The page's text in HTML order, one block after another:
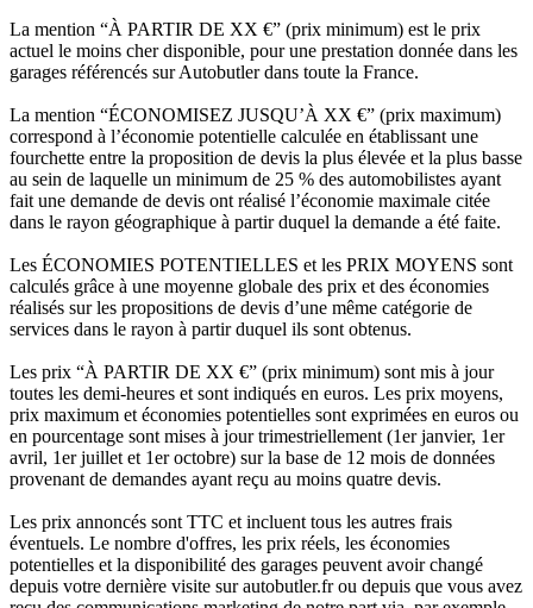
La mention “À PARTIR DE XX €” (prix minimum) est le prix
actuel le moins cher disponible, pour une prestation donnée dans les
garages référencés sur Autobutler dans toute la France.
La mention “ÉCONOMISEZ JUSQU’À XX €” (prix maximum)
correspond à l’économie potentielle calculée en établissant une
fourchette entre la proposition de devis la plus élevée et la plus basse
au sein de laquelle un minimum de 25 % des automobilistes ayant
fait une demande de devis ont réalisé l’économie maximale citée
dans le rayon géographique à partir duquel la demande a été faite.
Les ÉCONOMIES POTENTIELLES et les PRIX MOYENS sont
calculés grâce à une moyenne globale des prix et des économies
réalisés sur les propositions de devis d’une même catégorie de
services dans le rayon à partir duquel ils sont obtenus.
Les prix “À PARTIR DE XX €” (prix minimum) sont mis à jour
toutes les demi-heures et sont indiqués en euros. Les prix moyens,
prix maximum et économies potentielles sont exprimées en euros ou
en pourcentage sont mises à jour trimestriellement (1er janvier, 1er
avril, 1er juillet et 1er octobre) sur la base de 12 mois de données
provenant de demandes ayant reçu au moins quatre devis.
Les prix annoncés sont TTC et incluent tous les autres frais
éventuels. Le nombre d'offres, les prix réels, les économies
potentielles et la disponibilité des garages peuvent avoir changé
depuis votre dernière visite sur autobutler.fr ou depuis que vous avez